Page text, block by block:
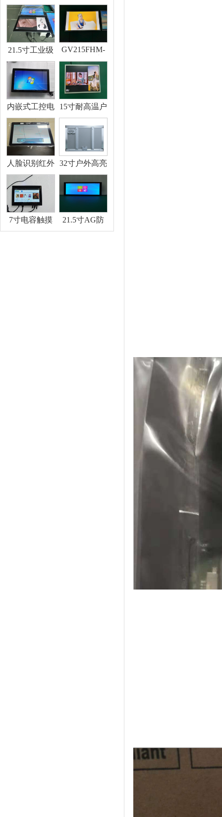
摸屏户外防爆
触摸奕力电容
触摸屏
摸一体机OPS
显示一体机智
能触摸显示器
21.5寸工业级
电容触摸一体
机自带散热户
外柜体内嵌式
显示一体机
GV215FHM-
晶-20-70度户
外柜体显示
LCD工控液
晶屏
内嵌式工控电
容触摸一体机
WIN系统机器
人设备DIY电
脑一体机
I3I5I7
15寸耐高温户
外一体机电容
触摸显示户外
柜子显示
人脸识别红外
测温一体机
32寸户外高亮
LCD公交站
长显示屏1000
亮度显示器
7寸电容触摸
一体机便携式
21.5寸AG防
眩电容触摸一